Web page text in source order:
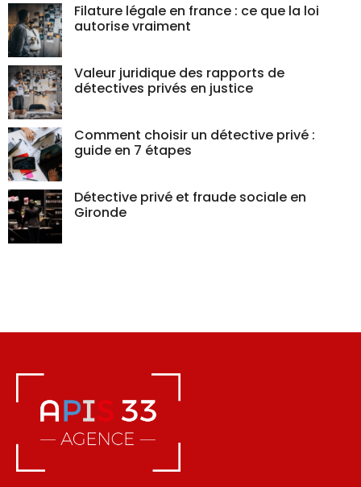
Filature légale en france : ce que la loi
autorise vraiment
Valeur juridique des rapports de
détectives privés en justice
Comment choisir un détective privé :
guide en 7 étapes
Détective privé et fraude sociale en
Gironde